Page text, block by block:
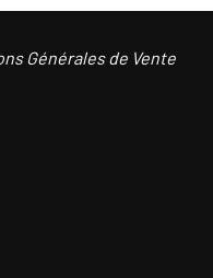
Générales de Vente